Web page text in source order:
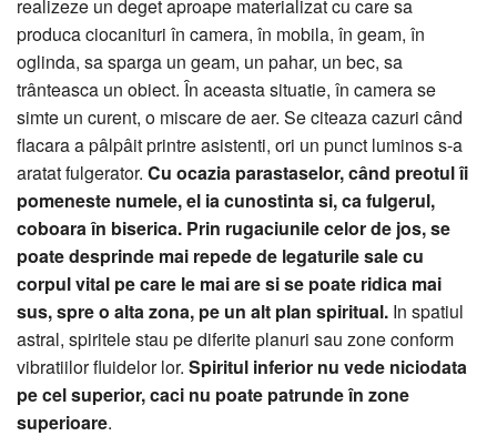
realizeze un deget aproape materializat cu care sa
produca ciocanituri în camera, în mobila, în geam, în
oglinda, sa sparga un geam, un pahar, un bec, sa
trânteasca un obiect. În aceasta situatie, în camera se
simte un curent, o miscare de aer. Se citeaza cazuri când
flacara a pâlpâit printre asistenti, ori un punct luminos s-a
aratat fulgerator. Cu ocazia parastaselor, când preotul îi
pomeneste numele, el ia cunostinta si, ca fulgerul,
coboara în biserica. Prin rugaciunile celor de jos, se
poate desprinde mai repede de legaturile sale cu
corpul vital pe care le mai are si se poate ridica mai
sus, spre o alta zona, pe un alt plan spiritual. In spatiul
astral, spiritele stau pe diferite planuri sau zone conform
vibratiilor fluidelor lor. Spiritul inferior nu vede niciodata
pe cel superior, caci nu poate patrunde în zone
superioare.